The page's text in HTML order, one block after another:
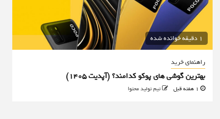
1 دقیقه خوانده شده
راهنمای خرید
بهترین گوشی های پوکو کدامند؟ (آپدیت ۱۴۰۵)
تیم تولید محتوا